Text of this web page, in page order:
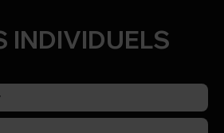
INDIVIDUELS